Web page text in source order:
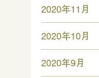
2020年11月
2020年10月
2020年9月